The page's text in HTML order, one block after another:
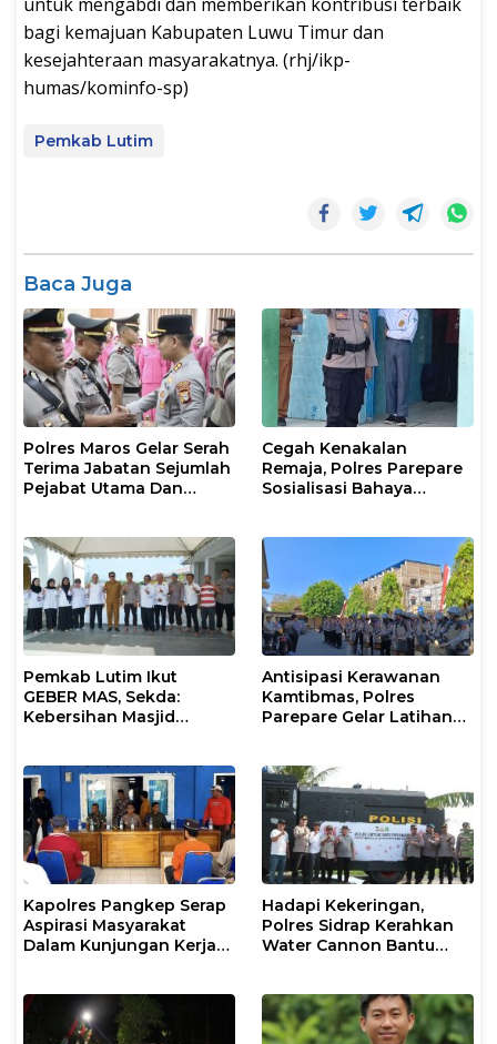
bagi kemajuan Kabupaten Luwu Timur dan
kesejahteraan masyarakatnya. (rhj/ikp-
humas/kominfo-sp)
Pemkab Lutim
Baca Juga
Polres Maros Gelar Serah
Terima Jabatan Sejumlah
Pejabat Utama Dan
Cegah Kenakalan
Remaja, Polres Parepare
Sosialisasi Bahaya
Pemkab Lutim Ikut
GEBER MAS, Sekda:
Kebersihan Masjid
Antisipasi Kerawanan
Kamtibmas, Polres
Parepare Gelar Latihan
Kapolres Pangkep Serap
Aspirasi Masyarakat
Dalam Kunjungan Kerja
Hadapi Kekeringan,
Polres Sidrap Kerahkan
Water Cannon Bantu